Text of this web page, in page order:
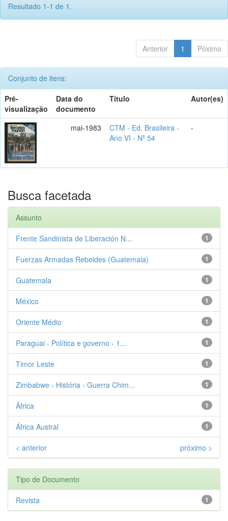
Resultado 1-1 de 1.
Anterior 1 Póximo
Conjunto de itens:
Pré-
visualização
Data do
documento
Título Autor(es)
mai-1983
CTM - Ed. Brasileira -
Ano VI - Nº 54
-
Busca facetada
Assunto
1
Frente Sandinista de Liberación N...
1
Fuerzas Armadas Rebeldes (Guatemala)
1
Guatemala
1
México
1
Oriente Médio
1
Paraguai - Política e governo - 1...
1
Timor Leste
1
Zimbabwe - História - Guerra Chim...
1
África
1
África Austral
< anterior próximo >
Tipo de Documento
1
Revista